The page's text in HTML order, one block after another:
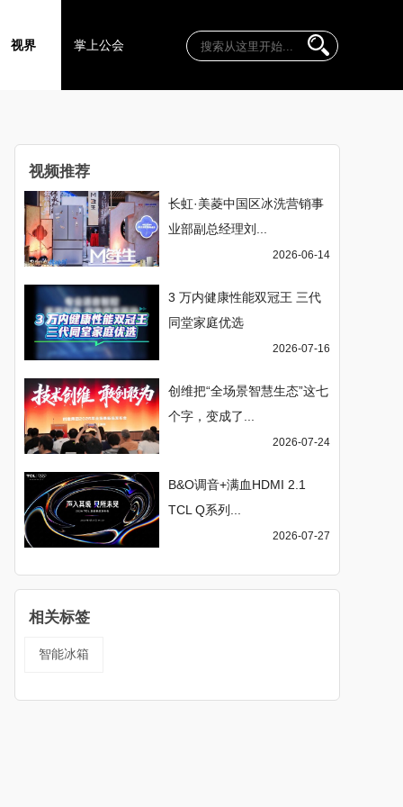
视界 掌上公会
视频推荐
长虹·美菱中国区冰洗营销事
业部副总经理刘...
2026-06-14
3 万内健康性能双冠王 三代
同堂家庭优选
2026-07-16
创维把“全场景智慧生态”这七
个字，变成了...
2026-07-24
B&O调音+满血HDMI 2.1
TCL Q系列...
2026-07-27
相关标签
智能冰箱